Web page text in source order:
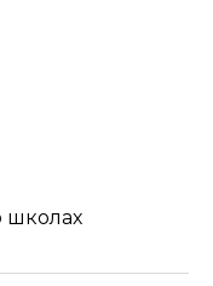
школах